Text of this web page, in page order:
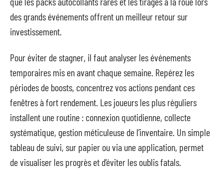
des grands événements offrent un meilleur retour sur
investissement.
Pour éviter de stagner, il faut analyser les événements
temporaires mis en avant chaque semaine. Repérez les
périodes de boosts, concentrez vos actions pendant ces
fenêtres à fort rendement. Les joueurs les plus réguliers
installent une routine : connexion quotidienne, collecte
systématique, gestion méticuleuse de l’inventaire. Un simple
tableau de suivi, sur papier ou via une application, permet
de visualiser les progrès et d’éviter les oublis fatals.